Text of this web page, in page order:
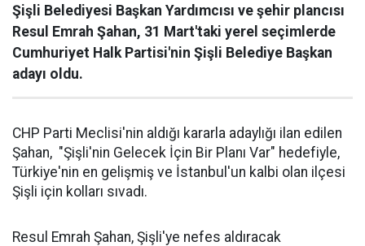
Şişli Belediyesi Başkan Yardımcısı ve şehir plancısı
Resul Emrah Şahan, 31 Mart'taki yerel seçimlerde
Cumhuriyet Halk Partisi'nin Şişli Belediye Başkan
adayı oldu.
CHP Parti Meclisi'nin aldığı kararla adaylığı ilan edilen
Şahan, "Şişli'nin Gelecek İçin Bir Planı Var" hedefiyle,
Türkiye'nin en gelişmiş ve İstanbul'un kalbi olan ilçesi
Şişli için kolları sıvadı.
Resul Emrah Şahan, Şişli'ye nefes aldıracak